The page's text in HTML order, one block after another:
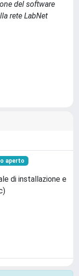
del software
rete LabNet
aperto
di installazione e